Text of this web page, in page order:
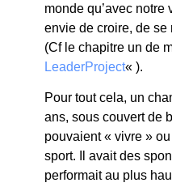
monde qu’avec notre
envie de croire, de se
(Cf le chapitre un de
LeaderProject« ).
Pour tout cela, un
ans, sous couvert de
pouvaient « vivre »
sport. Il avait des
performait au plus